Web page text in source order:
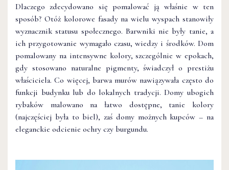
Dlaczego zdecydowano się pomalować ją właśnie w ten
sposób? Otóż kolorowe fasady na wielu wyspach stanowiły
wyznacznik statusu społecznego. Barwniki nie były tanie, a
ich przygotowanie wymagało czasu, wiedzy i środków. Dom
pomalowany na intensywne kolory, szczególnie w epokach,
gdy stosowano naturalne pigmenty, świadczył o prestiżu
właściciela. Co więcej, barwa murów nawiązywała często do
funkcji budynku lub do lokalnych tradycji. Domy ubogich
rybaków malowano na łatwo dostępne, tanie kolory
(najczęściej była to biel), zaś domy możnych kupców – na
eleganckie odcienie ochry czy burgundu.